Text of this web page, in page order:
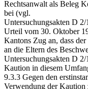
Rechtsanwalt als Beleg
bei (vgl.
Untersuchungsakten D
Urteil vom 30. Oktober
Kantons Zug an, dass
an die Eltern des
Untersuchungsakten D
Kaution in diesem
9.3.3 Gegen den
Verwendung der Kaution